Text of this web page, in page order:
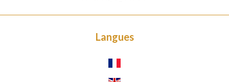
Langues